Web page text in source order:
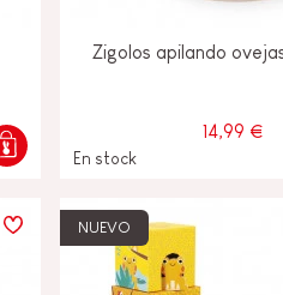
Zigolos apilando
14,99 €
En stock
NUEVO